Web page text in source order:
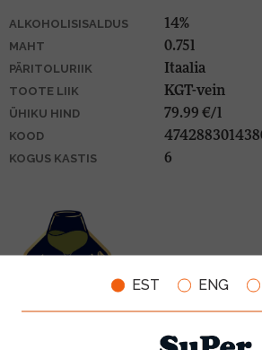
EST ENG
ALKOHOLISISALDUS 14%
MAHT 0.75l
PÄRITOLURIIK Itaalia
TOOTE LIIK KGT-vein
ÜHIKU HIND 79.99 €/l
KOOD
KOGUS KASTIS 6
SOBIVUS TOIDUGA